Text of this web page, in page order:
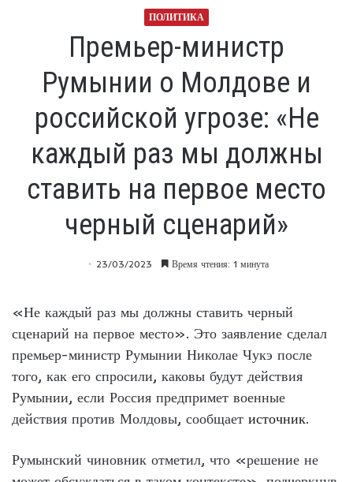
ПОЛИТИКА
Премьер-министр
Румынии о Молдове и
российской угрозе: «Не
каждый раз мы должны
ставить на первое место
черный сценарий»
23/03/2023 Время чтения: 1 минута
«Не каждый раз мы должны ставить черный
сценарий на первое место». Это заявление сделал
премьер-министр Румынии Николае Чукэ после
того, как его спросили, каковы будут действия
Румынии, если Россия предпримет военные
действия против Молдовы, сообщает источник.
Румынский чиновник отметил, что «решение не